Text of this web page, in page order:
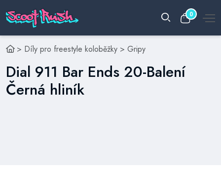
0
> Díly pro freestyle koloběžky > Gripy
Dial 911 Bar Ends 20-Balení
Černá hliník